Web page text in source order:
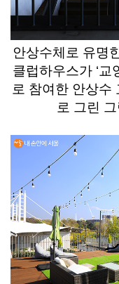
안상수체로 유명
클럽하우스가 ‘
로 참여한 안상수
로 그린